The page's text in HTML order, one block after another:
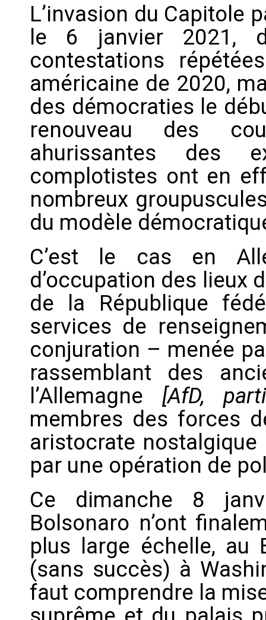
L’invasion du Capitole
le 6 janvier 2021,
contestations
américaine de 2020,
des démocraties le
renouveau des
ahurissantes des
complotistes ont en
nombreux
du modèle
C’est le cas en
d’occupation des lieux
de la République
services de
conjuration – menée
rassemblant des
l’Allemagne [AfD,
membres des forces
aristocrate
par une opération de
Ce dimanche 8
Bolsonaro n’ont
plus large échelle, au
(sans succès) à
faut comprendre la